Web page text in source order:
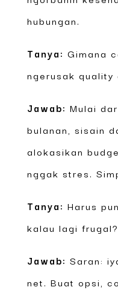
hubungan.
Tanya: Gimana
ngerusak quality
Jawab: Mulai
bulanan, sisain
alokasikan
nggak stres.
Tanya: Harus
kalau lagi frugal?
Jawab: Saran:
net. Buat opsi,